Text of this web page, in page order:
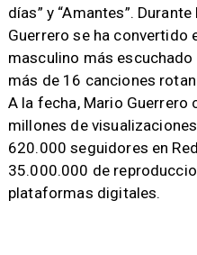
días” y “Amantes”.
Guerrero se ha convertido
masculino más
más de 16 canciones
A la fecha, Mario Guerrero
millones de
620.000 seguidores en
35.000.000 de
plataformas digitales.